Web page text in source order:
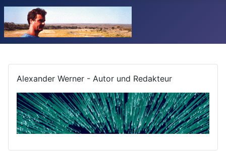
Alexander Werner - Autor und Redakteur